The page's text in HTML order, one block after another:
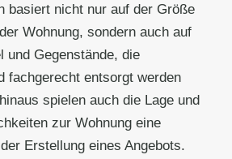
basiert nicht nur auf der Größe
Wohnung, sondern auch auf
und Gegenstände, die
fachgerecht entsorgt werden
spielen auch die Lage und
zur Wohnung eine
Erstellung eines Angebots.